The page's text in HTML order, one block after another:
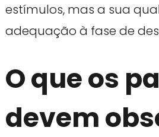
estímulos, mas a sua
adequação à fase de
O que os
devem